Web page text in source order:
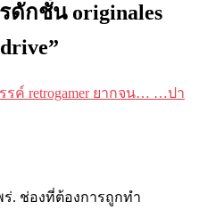
ดักชั่น originales
”
รค์ retrogamer ยากจน… …ปา
. ช่องที่ต้องการถูกทำ